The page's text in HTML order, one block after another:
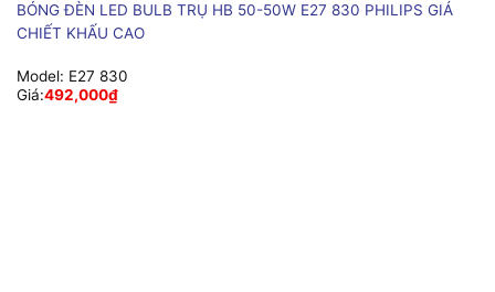
BÓNG ĐÈN LED BULB TRỤ HB 50-50W E27 830 PHILIPS GIÁ
CHIẾT KHẤU CAO
Model: E27 830
Giá:492,000₫